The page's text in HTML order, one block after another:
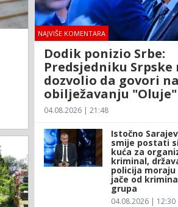
NAJVIŠE KOMENTARA
Dodik ponizio Srbe:
Predsjedniku Srpske
dozvolio da govori na
obilježavanju "Oluje"
04.08.2026 | 21:48
Istočno
smije postati
kuća za
kriminal,
policija
jače od
grupa
04.08.2026 | 12:30